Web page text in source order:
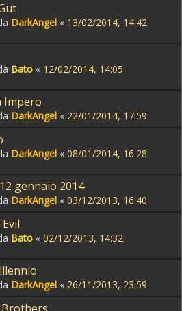
DarkAngel « 13/02/2014, 14:42
Bato « 12/02/2014, 14:05
Impero
DarkAngel « 22/01/2014, 17:59
DarkAngel « 08/01/2014, 16:28
gennaio 2014
DarkAngel « 03/12/2013, 16:40
Bato « 02/12/2013, 14:32
DarkAngel « 26/11/2013, 23:59